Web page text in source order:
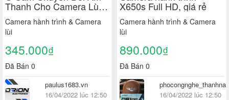
Thanh Cho Camera Lùi
Xe
Camera hành trình & Camera
lùi
345.000₫
Đã Bán 0
paulus1683.vn
16/04/2022 lúc 12:50
X650s Full HD, giá rẻ
Camera hành trình & Camera
lùi
890.000₫
Đã Bán 0
16/04/2022 lúc 12:50